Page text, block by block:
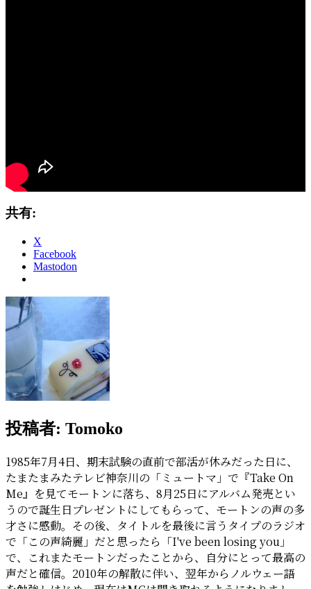
共有:
X
Facebook
Mastodon
投稿者: Tomoko
1985年7月4日、期末試験の直前で部活が休みだった日に、
たまたまみたテレビ神奈川の「ミュートマ」で『Take On
Me』を見てモートンに落ち、8月25日にアルバム発売とい
うので誕生日プレゼントにしてもらって、モートンの声の多
才さに感動。その後、タイトルを最後に言うタイプのラジオ
で「この声綺麗」だと思ったら「I've been losing you」
で、これまたモートンだったことから、自分にとって最高の
声だと確信。2010年の解散に伴い、翌年からノルウェー語